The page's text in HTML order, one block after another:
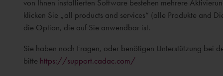
von Ihnen installierten Software bestehen mehrere
klicken Sie „all products and services“ (alle Produkte and
die Option, die auf Sie anwendbar ist.
Sie haben noch Fragen, oder benötigen Unterstützung bei
bitte https://support.cadac.com/